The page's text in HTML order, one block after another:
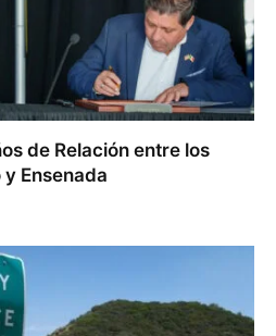
de Relación entre los
Ensenada